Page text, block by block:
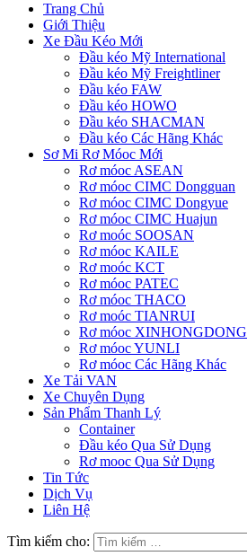
Trang Chủ
Giới Thiệu
Xe Đầu Kéo Mới
Đầu kéo Mỹ International
Đầu kéo Mỹ Freightliner
Đầu kéo FAW
Đầu kéo HOWO
Đầu kéo SHACMAN
Đầu kéo Các Hãng Khác
Sơ Mi Rơ Móoc Mới
Rơ móoc ASEAN
Rơ móoc CIMC Dongguan
Rơ móoc CIMC Dongyue
Rơ móoc CIMC Huajun
Rơ moóc SOOSAN
Rơ móoc KAILE
Rơ moóc KCT
Rơ móoc PATEC
Rơ móoc THACO
Rơ moóc TIANRUI
Rơ móoc XINHONGDONG
Rơ móoc YUNLI
Rơ móoc Các Hãng Khác
Xe Tải VAN
Xe Chuyên Dụng
Sản Phẩm Thanh Lý
Container
Đầu kéo Qua Sử Dụng
Rơ mooc Qua Sử Dụng
Tin Tức
Dịch Vụ
Liên Hệ
Tìm kiếm cho: